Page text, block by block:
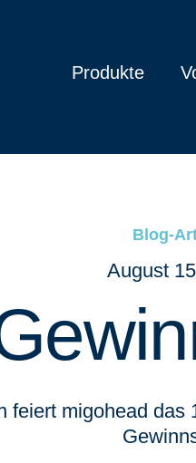
Produkte
Blog-
August
feiert migohead